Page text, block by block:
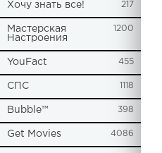
Хочу знать все! 217
Мастерская
Настроения
1200
YouFact 455
СПС 1118
Bubble™ 398
Get Movies 4086